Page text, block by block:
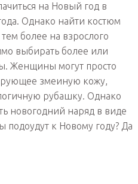
на Новый год в
Однако найти костюм
более на взрослого
выбирать более или
Женщины могут просто
змеиную кожу,
рубашку. Однако
новогодний наряд в виде
подоудут к Новому году? Да